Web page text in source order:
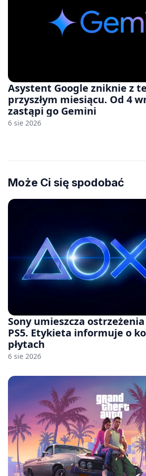
Asystent Google zniknie z
przyszłym miesiącu. Od 4
zastąpi go Gemini
6 sie 2026
Może Ci się spodobać
Sony umieszcza
PS5. Etykieta informuje o
płytach
6 sie 2026